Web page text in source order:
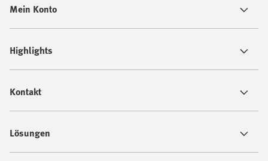
Mein Konto
Highlights
Kontakt
Lösungen